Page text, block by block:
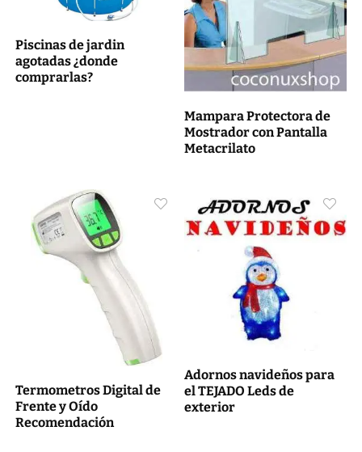
Piscinas de jardin
agotadas ¿donde
comprarlas?
Mampara Protectora de
Mostrador con Pantalla
Metacrilato
Termometros Digital de
Frente y Oído
Recomendación
Adornos navideños para
el TEJADO Leds de
exterior